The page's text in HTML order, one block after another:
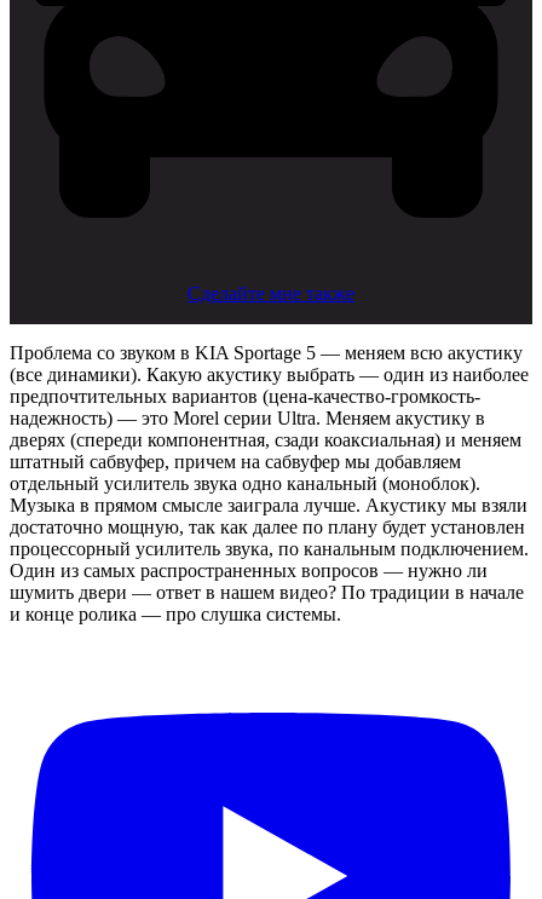
Сделайте мне также
Проблема со звуком в KIA Sportage 5 — меняем всю акустику
(все динамики). Какую акустику выбрать — один из наиболее
предпочтительных вариантов (цена-качество-громкость-
надежность) — это Morel серии Ultra. Меняем акустику в
дверях (спереди компонентная, сзади коаксиальная) и меняем
штатный сабвуфер, причем на сабвуфер мы добавляем
отдельный усилитель звука одно канальный (моноблок).
Музыка в прямом смысле заиграла лучше. Акустику мы взяли
достаточно мощную, так как далее по плану будет установлен
процессорный усилитель звука, по канальным подключением.
Один из самых распространенных вопросов — нужно ли
шумить двери — ответ в нашем видео? По традиции в начале
и конце ролика — про слушка системы.